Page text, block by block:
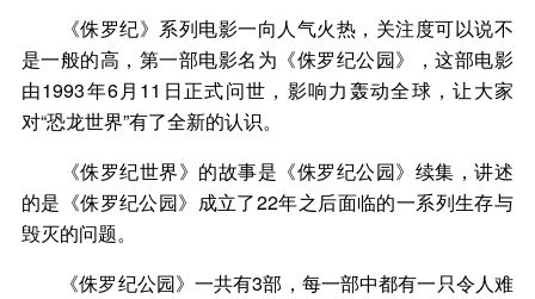
《侏罗纪》系列电影一向人气火热，关注度可以说不
是一般的高，第一部电影名为《侏罗纪公园》，这部电影
由1993年6月11日正式问世，影响力轰动全球，让大家
对“恐龙世界”有了全新的认识。
《侏罗纪世界》的故事是《侏罗纪公园》续集，讲述
的是《侏罗纪公园》成立了22年之后面临的一系列生存与
毁灭的问题。
《侏罗纪公园》一共有3部，每一部中都有一只令人难